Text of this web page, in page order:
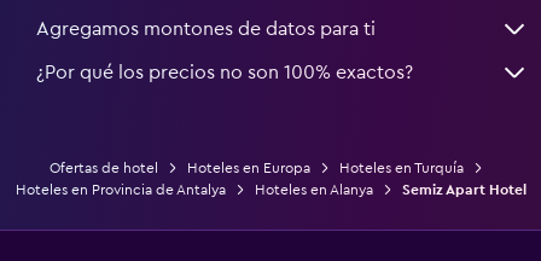
Agregamos montones de datos para ti
¿Por qué los precios no son 100% exactos?
Ofertas de hotel Hoteles en Europa
Hoteles en Turquía
Hoteles en Provincia de Antalya
Hoteles en Alanya Semiz Apart Hotel